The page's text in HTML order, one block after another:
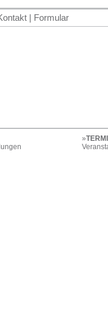
| Formular
»